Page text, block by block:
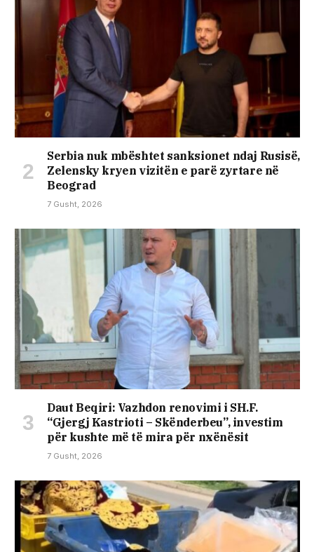
Serbia nuk mbështet sanksionet ndaj Rusisë,
Zelensky kryen vizitën e parë zyrtare në
Beograd
7 Gusht, 2026
Daut Beqiri: Vazhdon renovimi i SH.F.
“Gjergj Kastrioti – Skënderbeu”, investim
për kushte më të mira për nxënësit
7 Gusht, 2026